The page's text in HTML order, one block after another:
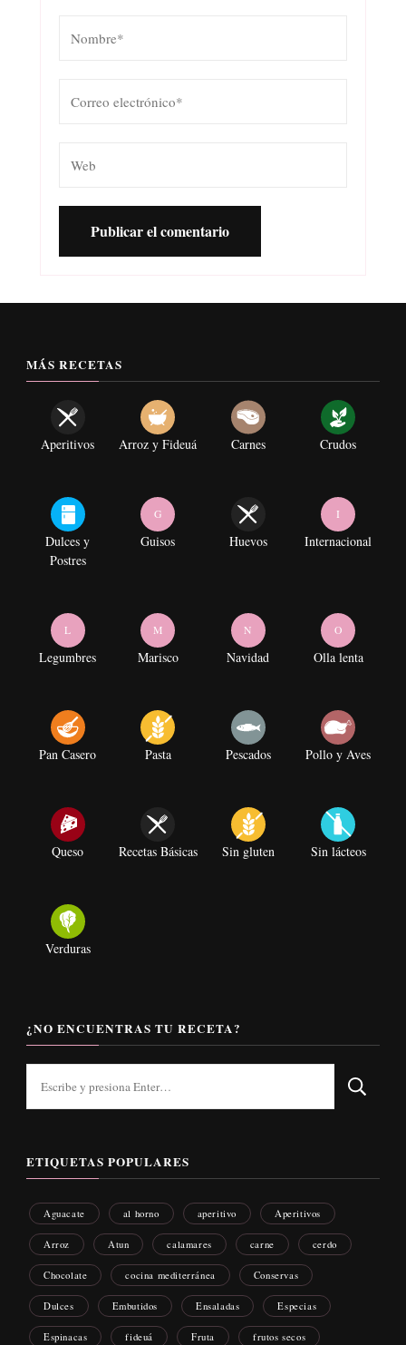
MÁS RECETAS
Aperitivos Arroz y Fideuá Carnes Crudos
Dulces y
Postres
G
Guisos Huevos
I
Internacional
L
Legumbres
M
Marisco
N
Navidad
O
Olla lenta
Pan Casero Pasta Pescados Pollo y Aves
Queso Recetas Básicas Sin gluten Sin lácteos
Verduras
¿NO ENCUENTRAS TU RECETA?
ETIQUETAS POPULARES
Aguacate al horno aperitivo Aperitivos
Arroz Atun calamares carne cerdo
Chocolate cocina mediterránea Conservas
Dulces Embutidos Ensaladas Especias
Espinacas fideuá Fruta frutos secos